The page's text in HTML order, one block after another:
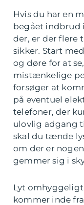
Hvis du har en
begået indbrud
der, er der flere
sikker. Start
og døre for at
mistænkelige
forsøger at
på eventuel
telefoner, der
ulovlig adgang
skal du tænde
om der er
gemmer sig i
Lyt
kommer inde